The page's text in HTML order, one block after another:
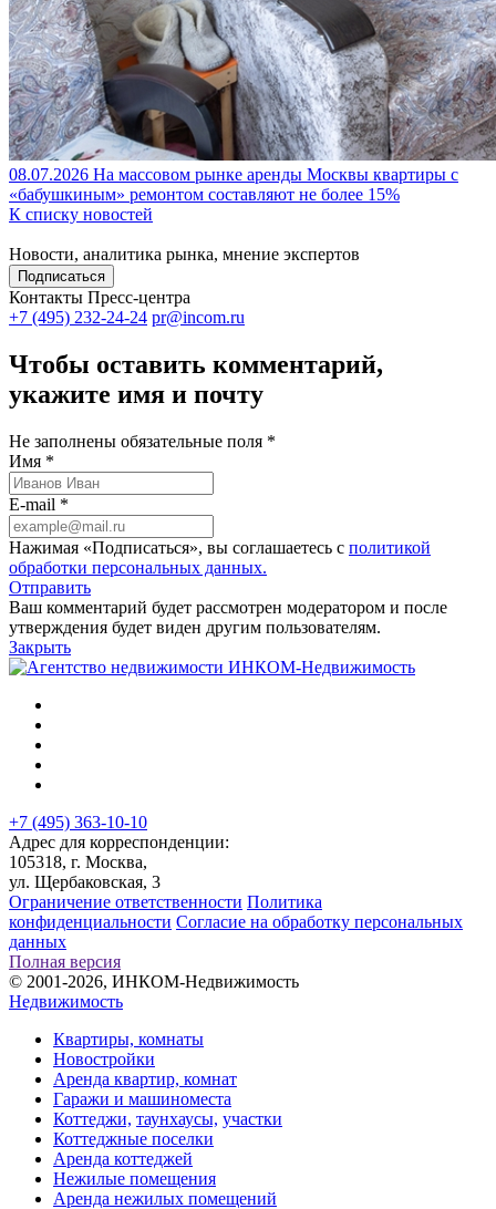
08.07.2026 На массовом рынке аренды Москвы квартиры с
«бабушкиным» ремонтом составляют не более 15%
К списку новостей
Новости, аналитика рынка, мнение экспертов
Подписаться
Контакты Пресс-центра
+7 (495) 232-24-24 pr@incom.ru
Чтобы оставить комментарий,
укажите имя и почту
Не заполнены обязательные поля *
Имя *
E-mail *
Нажимая «Подписаться», вы соглашаетесь с политикой
обработки персональных данных.
Отправить
Ваш комментарий будет рассмотрен модератором и после
утверждения будет виден другим пользователям.
Закрыть
+7 (495) 363-10-10
Адрес для корреспонденции:
105318, г. Москва,
ул. Щербаковская, 3
Ограничение ответственности Политика
конфиденциальности Согласие на обработку персональных
данных
Полная версия
© 2001-2026, ИНКОМ-Недвижимость
Недвижимость
Квартиры, комнаты
Новостройки
Аренда квартир, комнат
Гаражи и машиноместа
Коттеджи, таунхаусы, участки
Коттеджные поселки
Аренда коттеджей
Нежилые помещения
Аренда нежилых помещений